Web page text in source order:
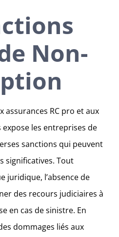
Non-
assurances RC pro et aux
les entreprises de
sanctions qui peuvent
significatives. Tout
juridique, l’absence de
des recours judiciaires à
en cas de sinistre. En
dommages liés aux